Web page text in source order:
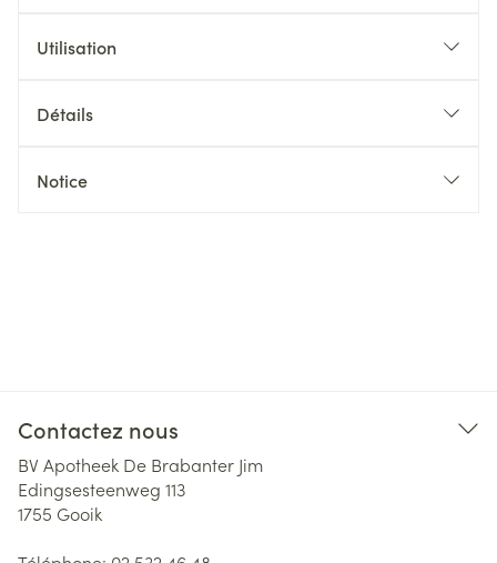
Utilisation
Détails
Notice
Contactez nous
BV Apotheek De Brabanter Jim
Edingsesteenweg 113
1755 Gooik